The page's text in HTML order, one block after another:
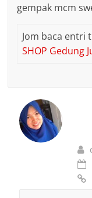
gempak mcm
Jom baca entri
SHOP Gedung